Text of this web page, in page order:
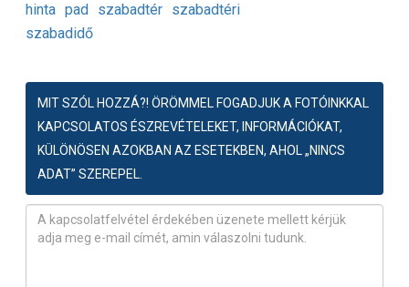
hinta pad szabadtér szabadtéri
szabadidő
MIT SZÓL HOZZÁ?! ÖRÖMMEL FOGADJUK A FOTÓINKKAL
KAPCSOLATOS ÉSZREVÉTELEKET, INFORMÁCIÓKAT,
KÜLÖNÖSEN AZOKBAN AZ ESETEKBEN, AHOL „NINCS
ADAT” SZEREPEL.